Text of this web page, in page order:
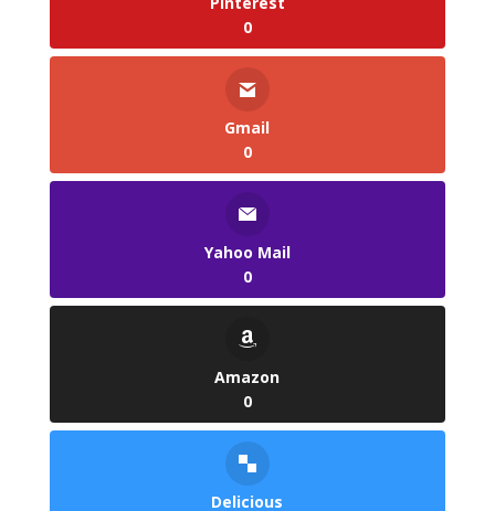
0
Gmail
0
Yahoo Mail
0
Amazon
0
Delicious